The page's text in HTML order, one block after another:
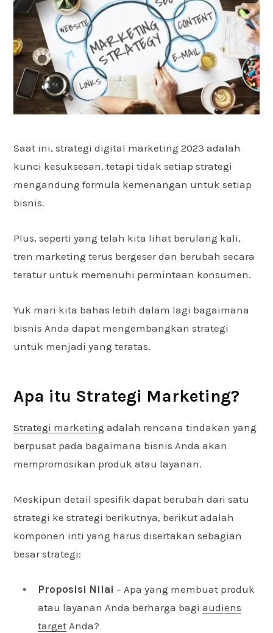
Saat ini, strategi digital marketing 2023 adalah
kunci kesuksesan, tetapi tidak setiap strategi
mengandung formula kemenangan untuk setiap
bisnis.
Plus, seperti yang telah kita lihat berulang kali,
tren marketing terus bergeser dan berubah secara
teratur untuk memenuhi permintaan konsumen.
Yuk mari kita bahas lebih dalam lagi bagaimana
bisnis Anda dapat mengembangkan strategi
untuk menjadi yang teratas.
Apa itu Strategi Marketing?
Strategi marketing adalah rencana tindakan yang
berpusat pada bagaimana bisnis Anda akan
mempromosikan produk atau layanan.
Meskipun detail spesifik dapat berubah dari satu
strategi ke strategi berikutnya, berikut adalah
komponen inti yang harus disertakan sebagian
besar strategi:
Proposisi Nilai – Apa yang membuat produk
atau layanan Anda berharga bagi audiens
target Anda?